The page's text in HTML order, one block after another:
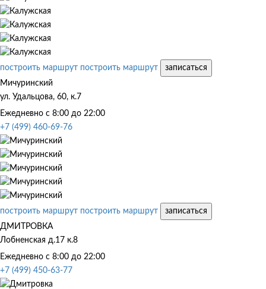
построить маршрут построить маршрут
записаться
Мичуринский
ул. Удальцова, 60, к.7
Ежедневно с 8:00 до 22:00
+7 (499) 460-69-76
построить маршрут построить маршрут
записаться
ДМИТРОВКА
Лобненская д.17 к.8
Ежедневно с 8:00 до 22:00
+7 (499) 450-63-77